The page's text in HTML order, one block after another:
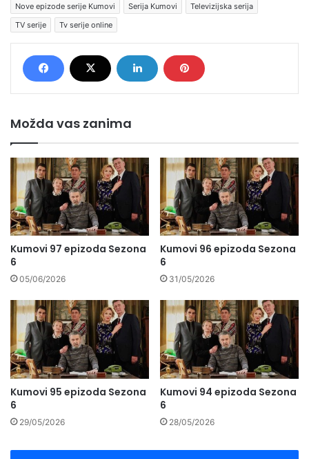
Nove epizode serije Kumovi
Serija Kumovi
Televizijska serija
TV serije
Tv serije online
Možda vas zanima
Kumovi 97 epizoda Sezona
6
05/06/2026
Kumovi 96 epizoda Sezona
6
31/05/2026
Kumovi 95 epizoda Sezona
6
29/05/2026
Kumovi 94 epizoda Sezona
6
28/05/2026